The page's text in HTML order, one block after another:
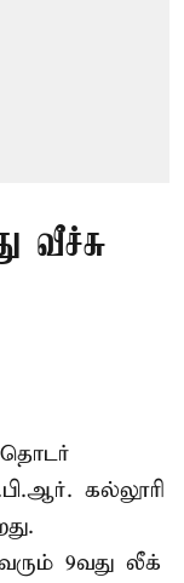
வீச்சு
தொடர்
கல்லூரி
9வது லீக்